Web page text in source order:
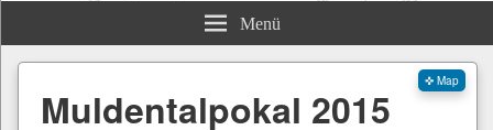
Menü
✜ Map
Muldentalpokal 2015